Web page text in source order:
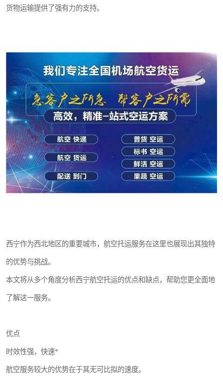
货物运输提供了强有力的支持。
西宁作为西北地区的重要城市，航空托运服务在这里也展现出其独特
的优势与挑战。
本文将从多个角度分析西宁航空托运的优点和缺点，帮助您更全面地
了解这一服务。
优点
时效性强，快速*
航空服务较大的优势在于其无可比拟的速度。